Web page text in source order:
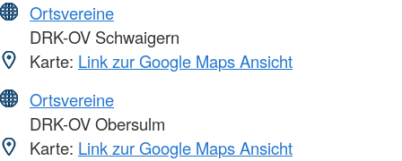
Ortsvereine
DRK-OV Schwaigern
Karte: Link zur Google Maps Ansicht
Ortsvereine
DRK-OV Obersulm
Karte: Link zur Google Maps Ansicht